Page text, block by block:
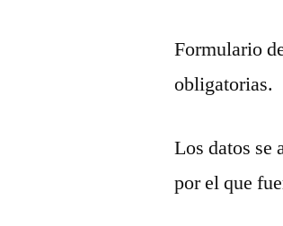
Formulario
obligatorias.
Los datos se
por el que